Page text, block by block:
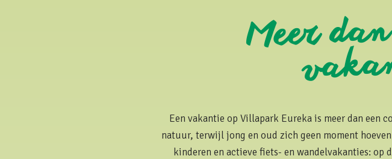
Meer
Een vakantie op Villapark Eureka is meer dan
natuur, terwijl jong en oud zich geen moment
kinderen en actieve fiets- en wandelvakanties: